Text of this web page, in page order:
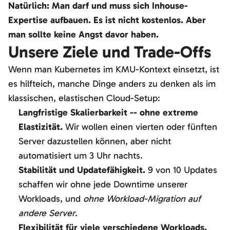
Natürlich: Man darf und muss sich Inhouse-
Expertise aufbauen. Es ist nicht kostenlos. Aber
man sollte keine Angst davor haben.
Unsere Ziele und Trade-Offs
Wenn man Kubernetes im KMU-Kontext einsetzt, ist
es hilfteich, manche Dinge anders zu denken als im
klassischen, elastischen Cloud-Setup:
Langfristige Skalierbarkeit -- ohne extreme
Elastizität. Wir wollen einen vierten oder fünften
Server dazustellen können, aber nicht
automatisiert um 3 Uhr nachts.
Stabilität und Updatefähigkeit. 9 von 10 Updates
schaffen wir ohne jede Downtime unserer
Workloads, und ohne Workload-Migration auf
andere Server.
Flexibilität für viele verschiedene Workloads.